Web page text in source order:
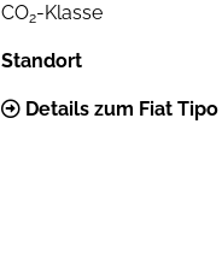
CO2-Klasse
Standort
Details zum Fiat